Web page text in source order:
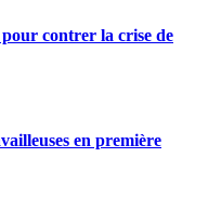
contrer la crise de
en première